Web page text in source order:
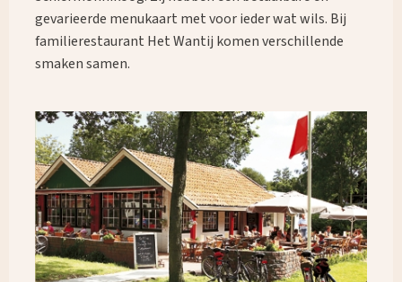
gevarieerde menukaart met voor ieder wat wils. Bij
familierestaurant Het Wantij komen verschillende
smaken samen.